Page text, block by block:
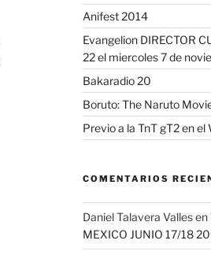
Anifest 2014
Evangelion DIRECTOR
22 el miercoles 7 de
Bakaradio 20
Boruto: The Naruto
Previo a la TnT gT2 en el
COMENTARIOS
Daniel Talavera Vallesen
MEXICO JUNIO 17/18